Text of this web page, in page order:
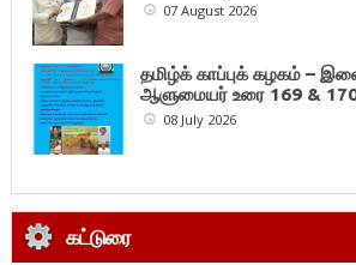
07 August 2026
தமிழ்க் காப்புக் கழகம் –
ஆளுமையர் உரை 169 &
08 July 2026
கட்டுரை